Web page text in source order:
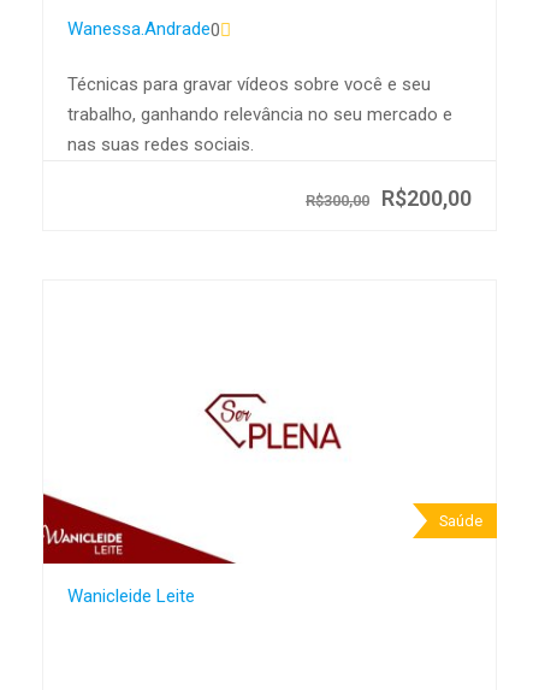
Wanessa.andrade0
Técnicas para gravar vídeos sobre você e seu
trabalho, ganhando relevância no seu mercado e
nas suas redes sociais.
R$300,00 R$200,00
Saúde
Wanicleide Leite